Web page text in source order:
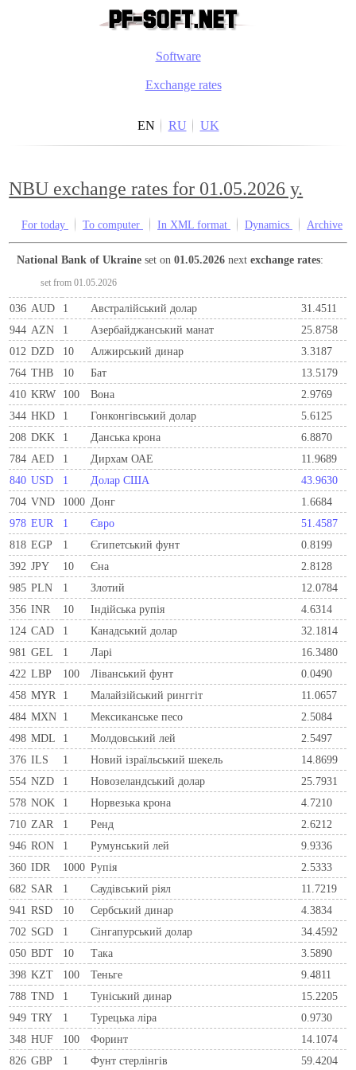
Software
Exchange rates
EN RU UK
NBU exchange rates for 01.05.2026 y.
For today To computer In XML format Dynamics Archive
National Bank of Ukraine set on01.05.2026 nextexchange rates:
set from 01.05.2026
036 AUD 1 Австралійський долар
31.4511
944 AZN 1 Азербайджанський манат
25.8758
012 DZD 10 Алжирський динар
3.3187
764 THB 10 Бат
13.5179
410 KRW 100 Вона
2.9769
344 HKD 1 Гонконгівський долар
5.6125
208 DKK 1 Данська крона
6.8870
784 AED 1 Дирхам ОАЕ
11.9689
840 USD 1 Долар США
43.9630
704 VND 1000 Донг
1.6684
978 EUR 1 Євро
51.4587
818 EGP 1 Єгипетський фунт
0.8199
392 JPY 10 Єна
2.8128
985 PLN 1 Злотий
12.0784
356 INR 10 Індійська рупія
4.6314
124 CAD 1 Канадський долар
32.1814
981 GEL 1 Ларi
16.3480
422 LBP 100 Ліванський фунт
0.0490
458 MYR 1 Малайзійський ринггіт
11.0657
484 MXN 1 Мексиканське песо
2.5084
498 MDL 1 Молдовський лей
2.5497
376 ILS 1 Новий ізраїльський шекель
14.8699
554 NZD 1 Новозеландський долар
25.7931
578 NOK 1 Норвезька крона
4.7210
710 ZAR 1 Ренд
2.6212
946 RON 1 Румунський лей
9.9336
360 IDR 1000 Рупія
2.5333
682 SAR 1 Саудівський ріял
11.7219
941 RSD 10 Сербський динар
4.3834
702 SGD 1 Сінгапурський долар
34.4592
050 BDT 10 Така
3.5890
398 KZT 100 Теньге
9.4811
788 TND 1 Туніський динар
15.2205
949 TRY 1 Турецька ліра
0.9730
348 HUF 100 Форинт
14.1074
826 GBP 1 Фунт стерлінгів 59.4204